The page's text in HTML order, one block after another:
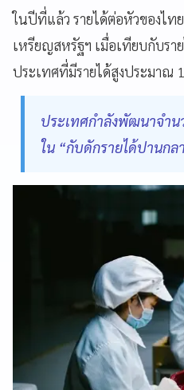
ในปีที่แล้ว รายได้ต่อหัวของไ
เหรียญสหรัฐฯ เมื่อเทียบกับรา
ประเทศที่มีรายได้สูงประมาณ
ประเทศกำลังพัฒนาจำ
ใน “กับดักรายได้ปานกล